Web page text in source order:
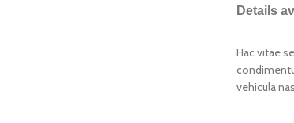
Details
Hac vitae
vehicula